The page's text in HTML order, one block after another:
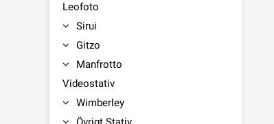
Leofoto
Sirui
Gitzo
Manfrotto
Videostativ
Wimberley